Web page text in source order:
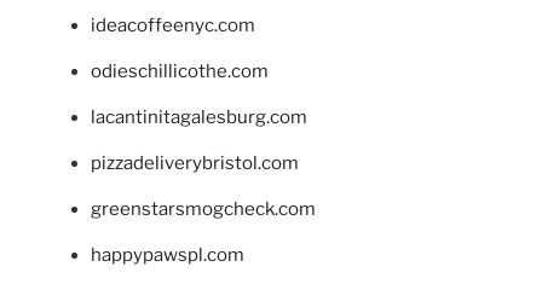
ideacoffeenyc.com
odieschillicothe.com
lacantinitagalesburg.com
pizzadeliverybristol.com
greenstarsmogcheck.com
happypawspl.com